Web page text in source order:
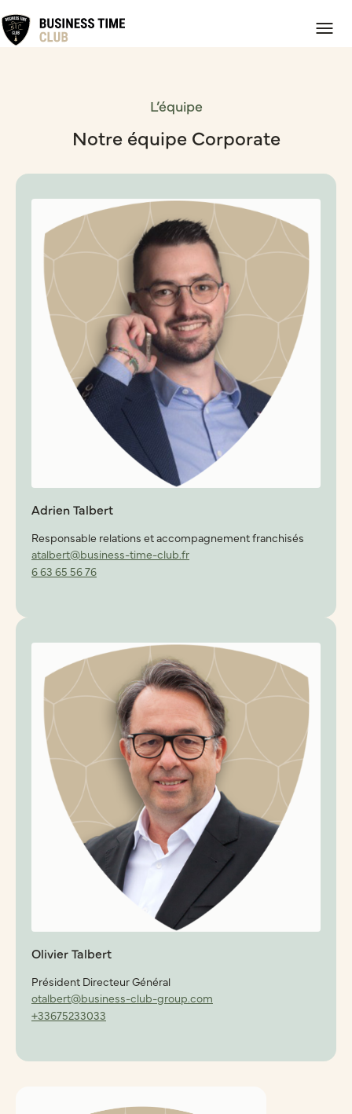
L’équipe
Notre équipe Corporate
Adrien Talbert
Responsable relations et accompagnement franchisés
atalbert@business-time-club.fr
6 63 65 56 76
Olivier Talbert
Président Directeur Général
otalbert@business-club-group.com
+33675233033